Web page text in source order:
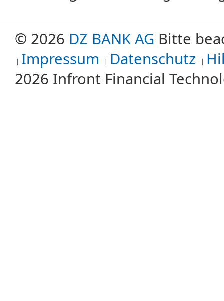
© 2026 DZ BANK AG Bitte
Impressum
Datenschutz
2026 Infront Financial